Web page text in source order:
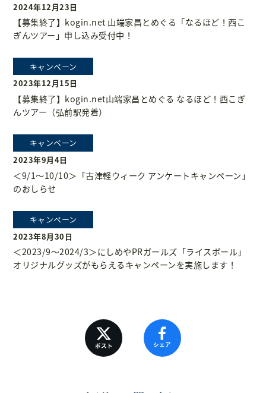
2024年12月23日
【募集終了】kogin.net 山端家昌とめぐる「なるほど！西こ
ぎんツアー」申し込み受付中！
キャンペーン
2023年12月15日
【募集終了】kogin.net山端家昌とめぐる なるほど！西こぎ
んツアー（弘前駅発着）
キャンペーン
2023年9月4日
＜9/1～10/10＞「古津軽ウィーク アンケートキャンペーン」
のおしらせ
キャンペーン
2023年8月30日
＜2023/9～2024/3＞にしめやPRガールズ「ライスボール」
オリジナルグッズがもらえるキャンペーンを実施します！
ポスト シェア